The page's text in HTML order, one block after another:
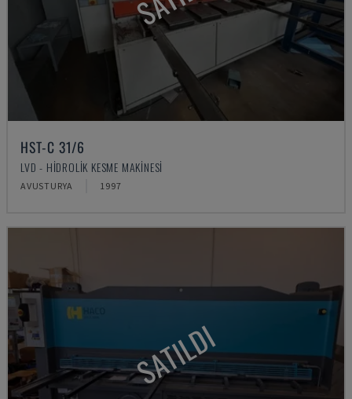
HST-C 31/6
LVD - HIDROLIK KESME MAKINESI
AVUSTURYA 1997
SATILDI